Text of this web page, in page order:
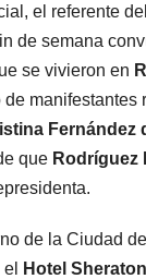
el referente del
de semana
se vivieron en
manifestantes
Fernández
que Rodríguez
de la Ciudad
Hotel Sheraton